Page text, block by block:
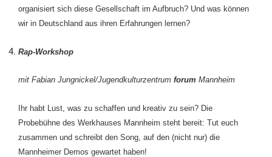
organisiert sich diese Gesellschaft im Aufbruch? Und was können
wir in Deutschland aus ihren Erfahrungen lernen?
Rap-Workshop
mit Fabian Jungnickel/Jugendkulturzentrum forum Mannheim
Ihr habt Lust, was zu schaffen und kreativ zu sein? Die
Probebühne des Werkhauses Mannheim steht bereit: Tut euch
zusammen und schreibt den Song, auf den (nicht nur) die
Mannheimer Demos gewartet haben!